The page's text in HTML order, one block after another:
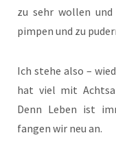
zu sehr wollen
pimpen und zu
Ich stehe also –
hat viel mit
Denn Leben ist
fangen wir neu an.